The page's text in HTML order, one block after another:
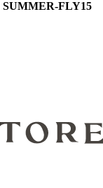
SUMMER-FLY15